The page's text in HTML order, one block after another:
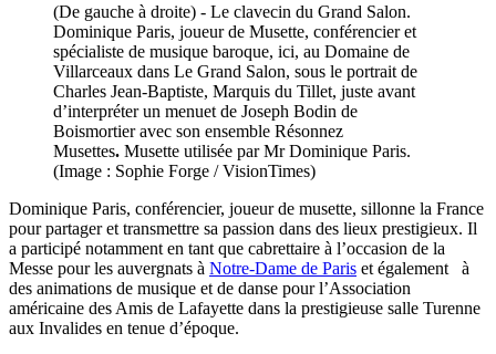
(De gauche à droite) - Le clavecin du Grand Salon.
Dominique Paris, joueur de Musette, conférencier et
spécialiste de musique baroque, ici, au Domaine de
Villarceaux dans Le Grand Salon, sous le portrait de
Charles Jean-Baptiste, Marquis du Tillet, juste avant
d’interpréter un menuet de Joseph Bodin de
Boismortier avec son ensemble Résonnez
Musettes. Musette utilisée par Mr Dominique Paris.
(Image : Sophie Forge / VisionTimes)
Dominique Paris, conférencier, joueur de musette, sillonne la France
pour partager et transmettre sa passion dans des lieux prestigieux. Il
a participé notamment en tant que cabrettaire à l’occasion de la
Messe pour les auvergnats à Notre-Dame de Paris et également à
des animations de musique et de danse pour l’Association
américaine des Amis de Lafayette dans la prestigieuse salle Turenne
aux Invalides en tenue d’époque.